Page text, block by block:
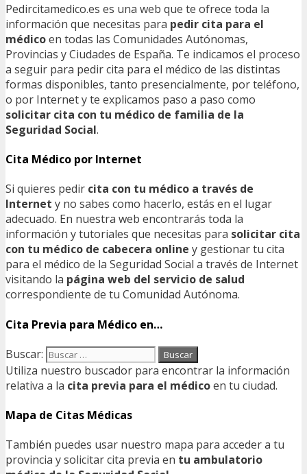
Pedircitamedico.es es una web que te ofrece toda la
información que necesitas para pedir cita para el
médicoen todas las Comunidades Autónomas,
Provincias y Ciudades de España. Te indicamos el proceso
a seguir para pedir cita para el médico de las distintas
formas disponibles, tanto presencialmente, por teléfono,
o por Internet y te explicamos paso a paso como
solicitar cita con tu médico de familia de la
Seguridad Social.
Cita Médico por Internet
Si quieres pedir cita con tu médico a través de
Internet y no sabes como hacerlo, estás en el lugar
adecuado. En nuestra web encontrarás toda la
información y tutoriales que necesitas para solicitar cita
con tu médico de cabecera online y gestionar tu cita
para el médico de la Seguridad Social a través de Internet
visitando la página web del servicio de salud
correspondiente de tu Comunidad Autónoma.
Cita Previa para Médico en…
Buscar:
Utiliza nuestro buscador para encontrar la información
relativa a la cita previa para el médicoen tu ciudad.
Mapa de Citas Médicas
También puedes usar nuestro mapa para acceder a tu
provincia y solicitar cita previa en tu ambulatorio